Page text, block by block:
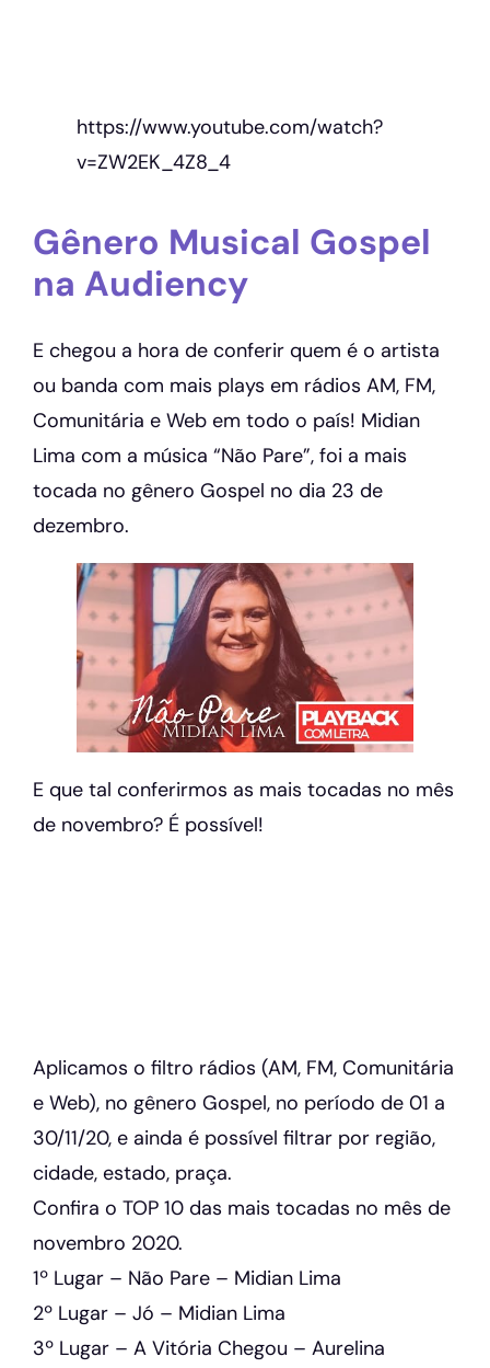
https://www.youtube.com/watch?
v=ZW2EK_4Z8_4
Gênero Musical Gospel
na Audiency
E chegou a hora de conferir quem é o artista
ou banda com mais plays em rádios AM, FM,
Comunitária e Web em todo o país! Midian
Lima com a música “Não Pare”, foi a mais
tocada no gênero Gospel no dia 23 de
dezembro.
E que tal conferirmos as mais tocadas no mês
de novembro? É possível!
Aplicamos o filtro rádios (AM, FM, Comunitária
e Web), no gênero Gospel, no período de 01 a
30/11/20, e ainda é possível filtrar por região,
cidade, estado, praça.
Confira o TOP 10 das mais tocadas no mês de
novembro 2020.
1º Lugar – Não Pare – Midian Lima
2º Lugar – Jó – Midian Lima
3º Lugar – A Vitória Chegou – Aurelina